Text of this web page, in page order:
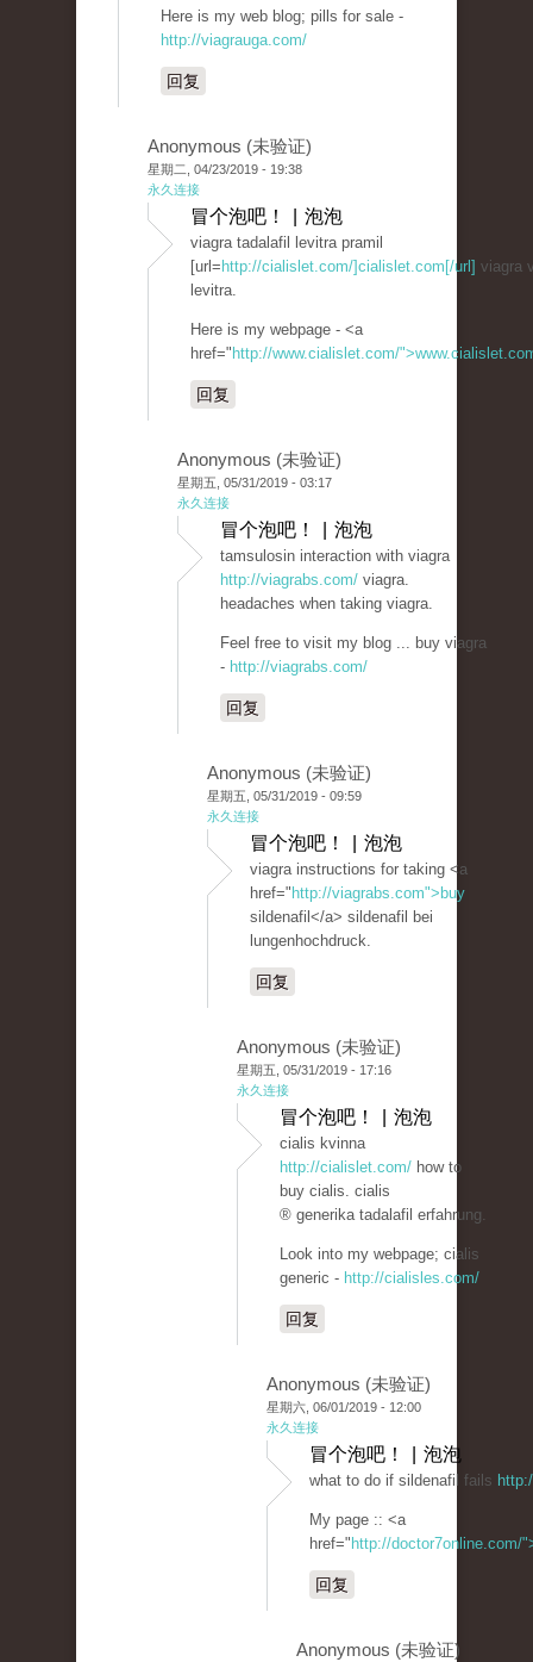
Here is my web blog; pills for sale -
http://viagrauga.com/
回复
Anonymous (未验证)
星期二, 04/23/2019 - 19:38
永久连接
冒个泡吧！ | 泡泡
viagra tadalafil levitra pramil
[url= http://cialislet.com/]cialislet.com[/url] viagra
levitra.
Here is my webpage - <a
href=" http://www.cialislet.com/
回复
Anonymous (未验证)
星期五, 05/31/2019 - 03:17
永久连接
冒个泡吧！ | 泡泡
tamsulosin interaction with viagra
http://viagrabs.com/ viagra.
headaches when taking viagra.
Feel free to visit my blog ... buy viagra
- http://viagrabs.com/
回复
Anonymous (未验证)
星期五, 05/31/2019 - 09:59
永久连接
冒个泡吧！ | 泡泡
viagra instructions for taking <a
href=" http://viagrabs.com">buy
sildenafil</a> sildenafil bei
lungenhochdruck.
回复
Anonymous (未验证)
星期五, 05/31/2019 - 17:16
永久连接
冒个泡吧！ | 泡泡
cialis kvinna
http://cialislet.com/ how to
buy cialis. cialis
® generika tadalafil erfahrung.
Look into my webpage; cialis
generic - http://cialisles.com/
回复
Anonymous (未验证)
星期六, 06/01/2019 - 12:00
永久连接
冒个泡吧！ | 泡泡
what to do if sildenafil fails
My page :: <a
href=" http://doctor7online.com/
回复
Anonymous (未验证)